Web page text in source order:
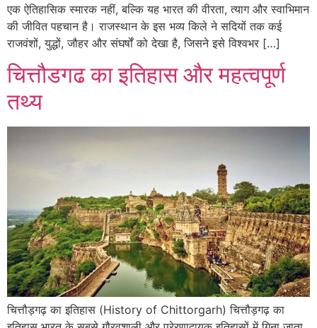
एक ऐतिहासिक स्मारक नहीं, बल्कि यह भारत की वीरता, त्याग और स्वाभिमान
की जीवित पहचान है। राजस्थान के इस भव्य किले ने सदियों तक कई
राजवंशों, युद्धों, जौहर और संघर्षों को देखा है, जिसने इसे विश्वभर […]
चित्तौडगढ का इतिहास और महत्वपूर्ण
तथ्य
चित्तौड़गढ़ का इतिहास (History of Chittorgarh) चित्तौड़गढ़ का